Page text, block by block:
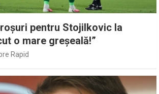
pentru Stojilkovic la
o mare greșeală!”
Rapid